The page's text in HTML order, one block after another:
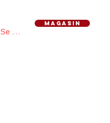
Se connecter
MAGASIN